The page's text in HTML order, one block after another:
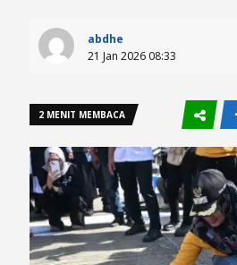
abdhe
21 Jan 2026 08:33
2 MENIT MEMBACA